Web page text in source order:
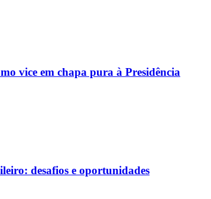
vice em chapa pura à Presidência
desafios e oportunidades